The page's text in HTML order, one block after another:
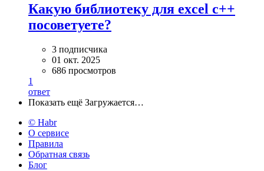
Какую библиотеку для excel c++
посоветуете?
3 подписчика
01 окт. 2025
686 просмотров
1
ответ
Показать ещё Загружается…
© Habr
О сервисе
Правила
Обратная связь
Блог